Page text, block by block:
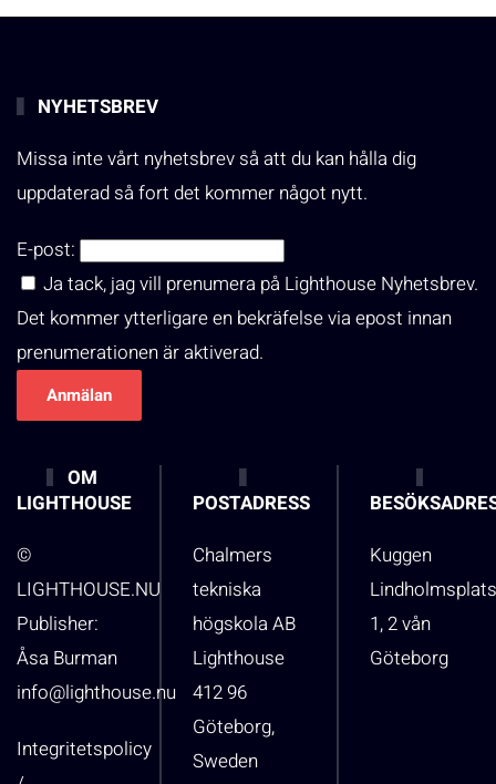
NYHETSBREV
Missa inte vårt nyhetsbrev så att du kan hålla dig
uppdaterad så fort det kommer något nytt.
E-post:
Ja tack, jag vill prenumera på Lighthouse Nyhetsbrev.
Det kommer ytterligare en bekräfelse via epost innan
prenumerationen är aktiverad.
OM
LIGHTHOUSE
©
LIGHTHOUSE.NU
Publisher:
Åsa Burman
info@lighthouse.nu
Integritetspolicy
POSTADRESS
Chalmers
tekniska
högskola AB
Lighthouse
412 96
Göteborg,
Sweden
Kuggen
1, 2 vån
Göteborg